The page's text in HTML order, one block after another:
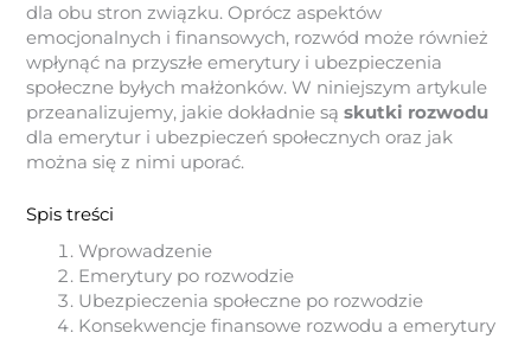
dla obu stron związku. Oprócz aspektów
emocjonalnych i finansowych, rozwód może również
wpłynąć na przyszłe emerytury i ubezpieczenia
społeczne byłych małżonków. W niniejszym artykule
przeanalizujemy, jakie dokładnie sąskutki rozwodu
dla emerytur i ubezpieczeń społecznych oraz jak
można się z nimi uporać.
Spis treści
Wprowadzenie
Emerytury po rozwodzie
Ubezpieczenia społeczne po rozwodzie
Konsekwencje finansowe rozwodu a emerytury